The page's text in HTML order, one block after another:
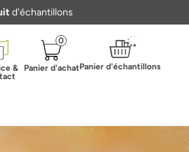
d'échantillons
&
0
Panier d'achatPanier d'échantillons